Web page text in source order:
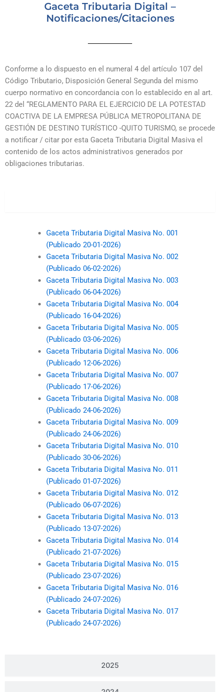
Gaceta Tributaria Digital –
Notificaciones/Citaciones
Conforme a lo dispuesto en el numeral 4 del artículo 107 del
Código Tributario, Disposición General Segunda del mismo
cuerpo normativo en concordancia con lo establecido en al art.
22 del “REGLAMENTO PARA EL EJERCICIO DE LA POTESTAD
COACTIVA DE LA EMPRESA PÚBLICA METROPOLITANA DE
GESTIÓN DE DESTINO TURÍSTICO -QUITO TURISMO, se procede
a notificar / citar por esta Gaceta Tributaria Digital Masiva el
contenido de los actos administrativos generados por
obligaciones tributarias.
2025
Gaceta Tributaria Digital Masiva No. 001
(Publicado 20-01-2026)
Gaceta Tributaria Digital Masiva No. 002
(Publicado 06-02-2026)
Gaceta Tributaria Digital Masiva No. 003
(Publicado 06-04-2026)
Gaceta Tributaria Digital Masiva No. 004
(Publicado 16-04-2026)
Gaceta Tributaria Digital Masiva No. 005
(Publicado 03-06-2026)
Gaceta Tributaria Digital Masiva No. 006
(Publicado 12-06-2026)
Gaceta Tributaria Digital Masiva No. 007
(Publicado 17-06-2026)
Gaceta Tributaria Digital Masiva No. 008
(Publicado 24-06-2026)
Gaceta Tributaria Digital Masiva No. 009
(Publicado 24-06-2026)
Gaceta Tributaria Digital Masiva No. 010
(Publicado 30-06-2026)
Gaceta Tributaria Digital Masiva No. 011
(Publicado 01-07-2026)
Gaceta Tributaria Digital Masiva No. 012
(Publicado 06-07-2026)
Gaceta Tributaria Digital Masiva No. 013
(Publicado 13-07-2026)
Gaceta Tributaria Digital Masiva No. 014
(Publicado 21-07-2026)
Gaceta Tributaria Digital Masiva No. 015
(Publicado 23-07-2026)
Gaceta Tributaria Digital Masiva No. 016
(Publicado 24-07-2026)
Gaceta Tributaria Digital Masiva No. 017
(Publicado 24-07-2026)